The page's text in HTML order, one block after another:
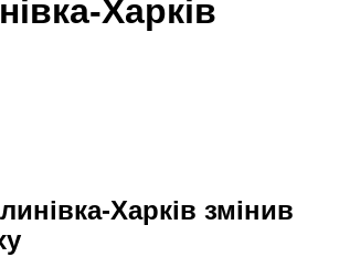
Харків
Харків змінив